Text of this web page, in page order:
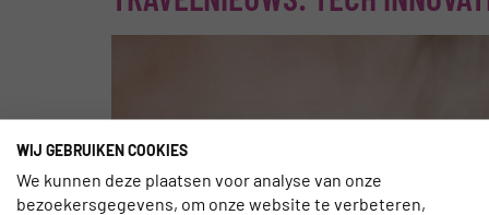
WIJ GEBRUIKEN COOKIES
We kunnen deze plaatsen voor analyse van onze
bezoekersgegevens, om onze website te verbeteren,